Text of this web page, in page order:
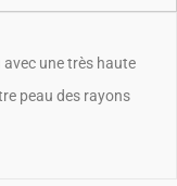
avec une très haute
peau des rayons